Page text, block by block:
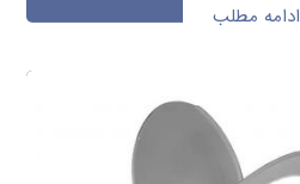
ادامه مطلب